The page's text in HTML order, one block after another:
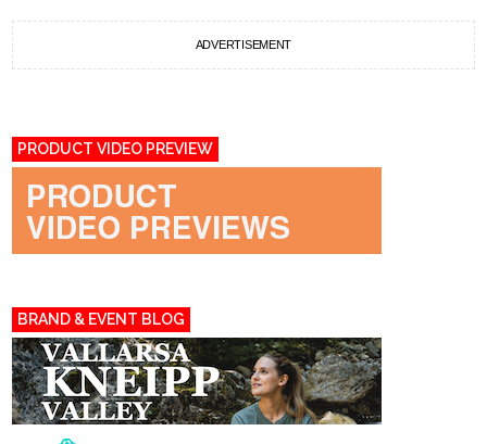
ADVERTISEMENT
PRODUCT VIDEO PREVIEW
BRAND & EVENT BLOG